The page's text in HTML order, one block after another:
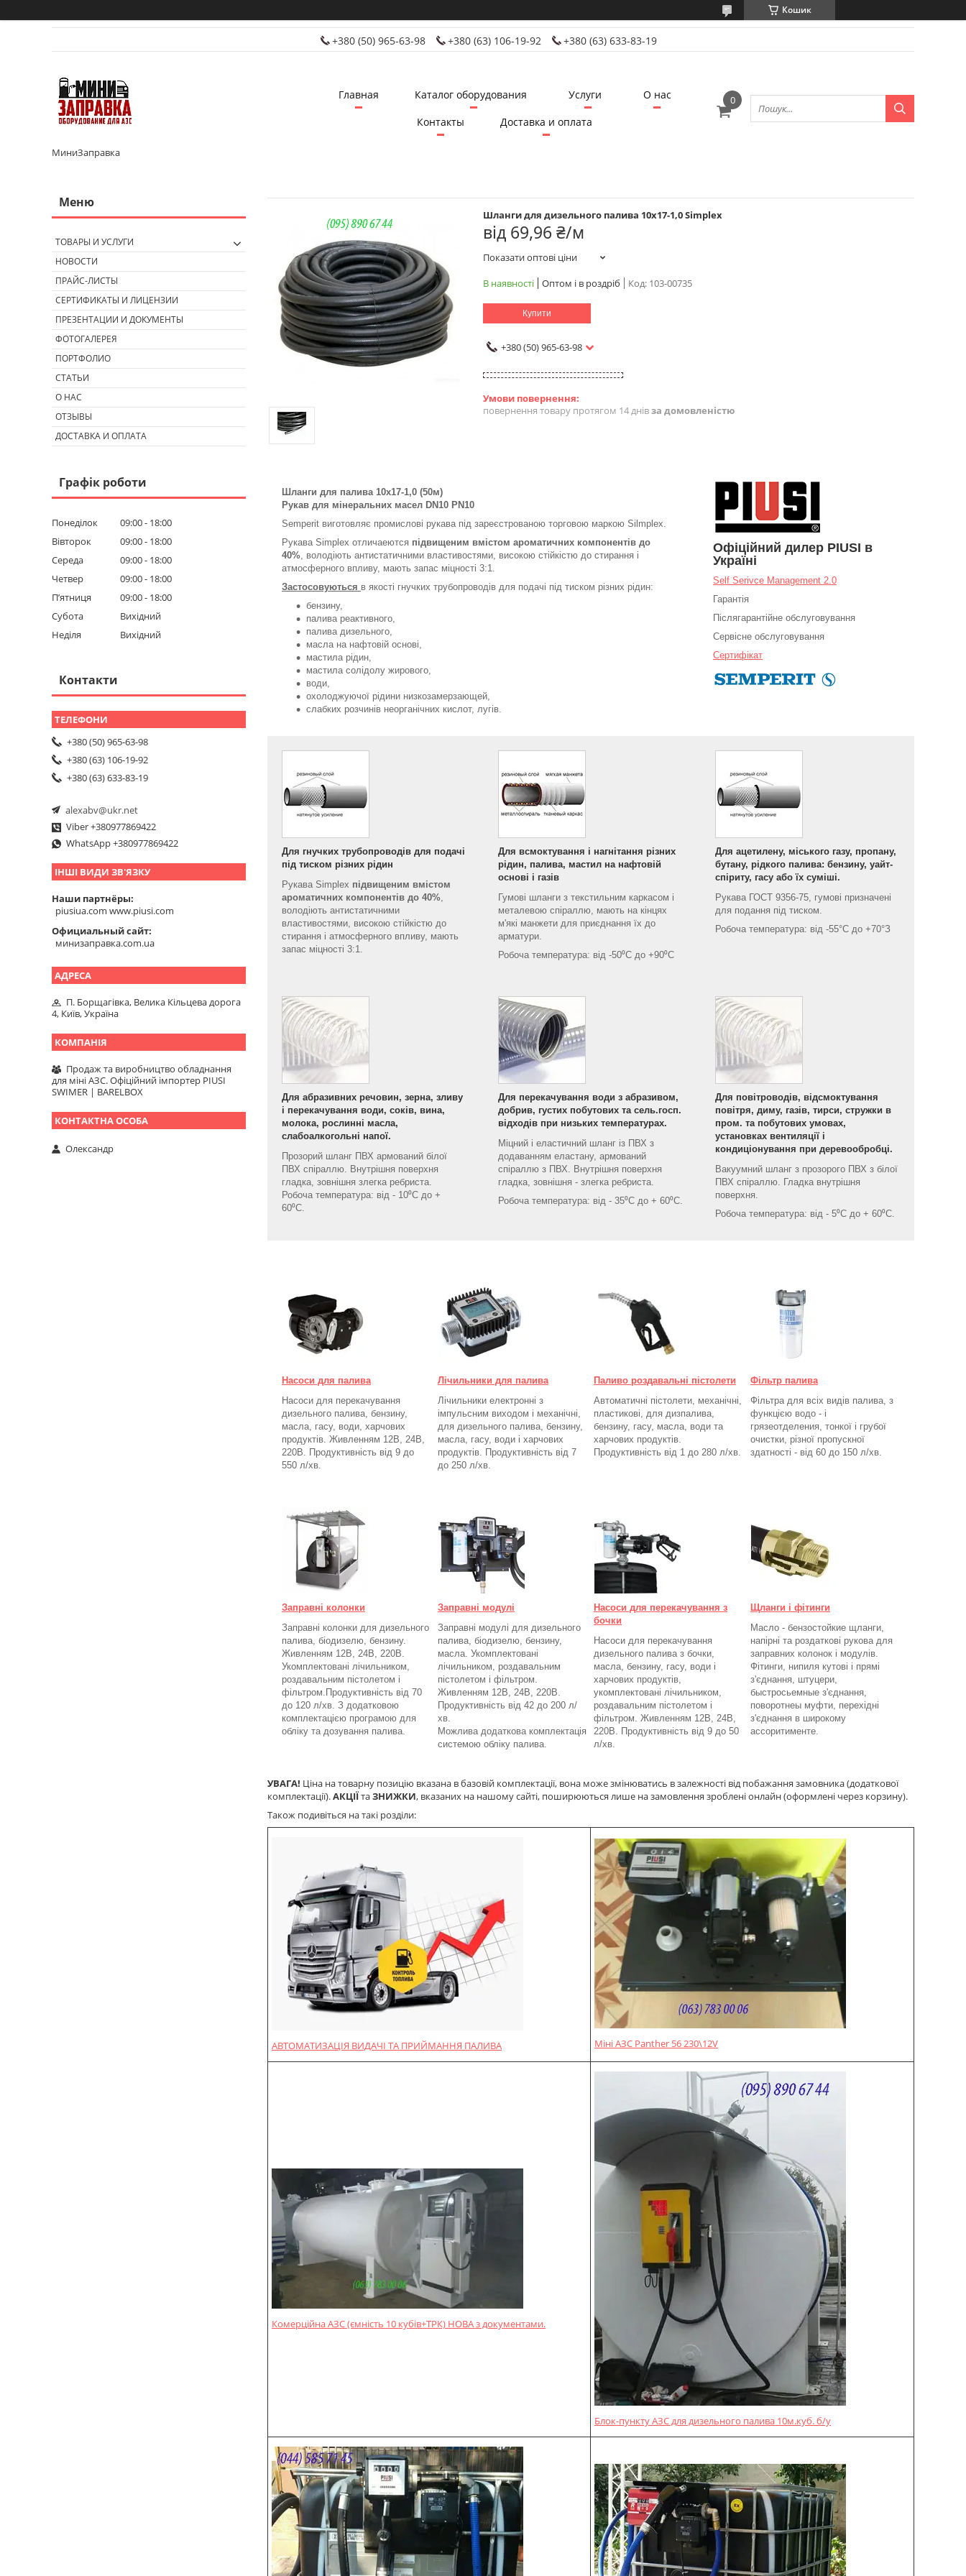
Кошик
+380 (50) 965-63-98 +380 (63) 106-19-92 +380 (63) 633-83-19
МиниЗаправка
Главная Каталог оборудования Услуги
О нас
Контакты
Доставка и оплата
Шланги для дизельного палива 10х17-1,0 Simplex
від 69,96 ₴/м
Показати оптові ціни
В наявності
Оптом і в роздріб Код: 103-00735
Купити
+380 (50) 965-63-98
повернення товару протягом 14 днівза домовленістю
Шланги для палива 10х17-1,0 (50м)
Рукав для мінеральних масел DN10 PN10
Semperit виготовляє промислові рукава під зареєстрованою торговою маркою Silmplex.
Рукава Simplex отличаеются підвищеним вмістом ароматичних компонентів до
40% , володіють антистатичними властивостями, високою стійкістю до стирання і
атмосферного впливу, мають запас міцності 3:1.
Застосовуються в якості гнучких трубопроводів для подачі під тиском різних рідин:
бензину,
палива реактивного,
палива дизельного,
масла на нафтовій основі,
мастила рідин,
мастила солідолу жирового,
води,
охолоджуючої рідини низкозамерзающей,
слабких розчинів неорганічних кислот, лугів.
Офіційний дилер PIUSI в
Україні
Self Serivce Management 2.0
Гарантія
Післягарантійне обслуговування
Сервісне обслуговування
Сертифікат
Для гнучких трубопроводів для подачі
під тиском різних рідин
Рукава Simplex підвищеним вмістом
ароматичних компонентів до 40%
володіють антистатичними
властивостями, високою стійкістю до
стирання і атмосферного впливу, мають
запас міцності 3:1.
Для всмоктування і нагнітання різних
рідин, палива, мастил на нафтовій
основі і газів
Гумові шланги з текстильним каркасом і
металевою спіраллю, мають на кінцях
м'які манжети для приєднання їх до
арматури.
Робоча температура: від -50⁰С до +90⁰С
Для ацетилену, міського газу, пропану,
бутану, рідкого палива: бензину, уайт-
спіриту, гасу або їх суміші.
Рукава ГОСТ 9356-75, гумові призначені
для подання під тиском.
Робоча температура: від -55°С до +70°З
Для абразивних речовин, зерна, зливу
і перекачування води, соків, вина,
молока, рослинні масла,
слабоалкогольні напої.
Прозорий шланг ПВХ армований білої
ПВХ спіраллю. Внутрішня поверхня
гладка, зовнішня злегка ребриста.
Робоча температура: від - 10⁰С до +
60⁰С.
Для перекачування води з абразивом,
добрив, густих побутових та сель.госп.
відходів при низьких температурах.
Міцний і еластичний шланг із ПВХ з
додаванням еластану, армований
спіраллю з ПВХ. Внутрішня поверхня
гладка, зовнішня - злегка ребриста.
Робоча температура: від - 35⁰С до + 60⁰С.
Для повітроводів, відсмоктування
повітря, диму, газів, тирси, стружки в
пром. та побутових умовах,
установках вентиляції і
кондиціонування при деревообробці.
Вакуумний шланг з прозорого ПВХ з білої
ПВХ спіраллю. Гладка внутрішня
поверхня.
Робоча температура: від - 5⁰С до + 60⁰С.
Насоси для палива
Насоси для перекачування
дизельного палива, бензину,
масла, гасу, води, харчових
продуктів. Живленням 12В, 24В,
220В. Продуктивність від 9 до
550 л/хв.
Лічильники для палива
Лічильники електронні з
імпульсним виходом і механічні,
для дизельного палива, бензину,
масла, гасу, води і харчових
продуктів. Продуктивність від 7
до 250 л/хв.
Паливо роздавальні пістолети
Автоматичні пістолети, механічні,
пластикові, для дизпалива,
бензину, гасу, масла, води та
харчових продуктів.
Продуктивність від 1 до 280 л/хв.
Фільтр палива
Фільтра для всіх видів палива, з
функцією водо - і
грязеотделения, тонкої і грубої
очистки, різної пропускної
здатності - від 60 до 150 л/хв
Заправні колонки
Заправні колонки для дизельного
палива, біодизелю, бензину.
Живленням 12В, 24В, 220В.
Укомплектовані лічильником,
роздавальним пістолетом і
фільтром. Продуктивність від 70
до 120 л/хв. З додатковою
комплектацією програмою для
обліку та дозування палива.
Заправні модулі
Заправні модулі для дизельного
палива, біодизелю, бензину,
масла. Укомплектовані
лічильником, роздавальним
пістолетом і фільтром.
Живленням 12В, 24В, 220В.
Продуктивність від 42 до 200 л/
хв.
Можлива додаткова комплектація
системою обліку палива.
Насоси для перекачування з
бочки
Насоси для перекачування
дизельного палива з бочки,
масла, бензину, гасу, води і
харчових продуктів,
укомплектовані лічильником,
роздавальним пістолетом і
фільтром. Живленням 12В, 24В,
220В. Продуктивність від 9 до 50
л/хв.
Щланги і фітинги
Масло - бензостойкие щланги,
напірні та роздаткові рукова для
заправних колонок і модулів.
Фітинги, нипиля кутові і прямі
з'єднання, штуцери,
быстросьемные з'єднання,
поворотнеы муфти, перехідні
з'єднання в широкому
ассоритименте.
УВАГА! Ціна на товарну позицію вказана в базовій комплектації, вона може змінюватись в залежності від побажання замовника (додаткової
комплектації).АКЦІЇтаЗНИЖКИ, вказаних на нашому сайті, поширюються лише на замовлення зроблені онлайн (оформлені через корзину).
Також подивіться на такі розділи:
АВТОМАТИЗАЦІЯ ВИДАЧІ ТА ПРИЙМАННЯ ПАЛИВА Міні АЗС Panther 56 230\12V
Комерційна АЗС (ємність 10 кубів+ТРК) НОВА з документами.
Блок-пункту АЗС для дизельного палива 10м.куб. б/у
ТОВАРЫ И УСЛУГИ
НОВОСТИ
ПРАЙС-ЛИСТЫ
СЕРТИФИКАТЫ И ЛИЦЕНЗИИ
ПРЕЗЕНТАЦИИ И ДОКУМЕНТЫ
ФОТОГАЛЕРЕЯ
ПОРТФОЛИО
СТАТЬИ
О НАС
ОТЗЫВЫ
ДОСТАВКА И ОПЛАТА
Графік роботи
Понеділок 09:00
18:00
Вівторок
09:00
18:00
Середа
09:00
18:00
Четвер
09:00
18:00
Пʼятниця
09:00
18:00
Субота
Вихідний
Неділя
Вихідний
Контакти
+380 (50) 965-63-98
+380 (63) 106-19-92
+380 (63) 633-83-19
alexabv@ukr.net
Viber +380977869422
WhatsApp +380977869422
ІНШІ ВИДИ ЗВ'ЯЗКУ
Наши партнёры
piusiua.com www.piusi.com
Официальный сайт
минизаправка.com.ua
П. Борщагівка, Велика Кільцева дорога
4, Київ, Україна
Продаж та виробництво обладнання
для міні АЗС. Офіційний імпортер PIUSI
SWIMER | BARELBOX
Олександр